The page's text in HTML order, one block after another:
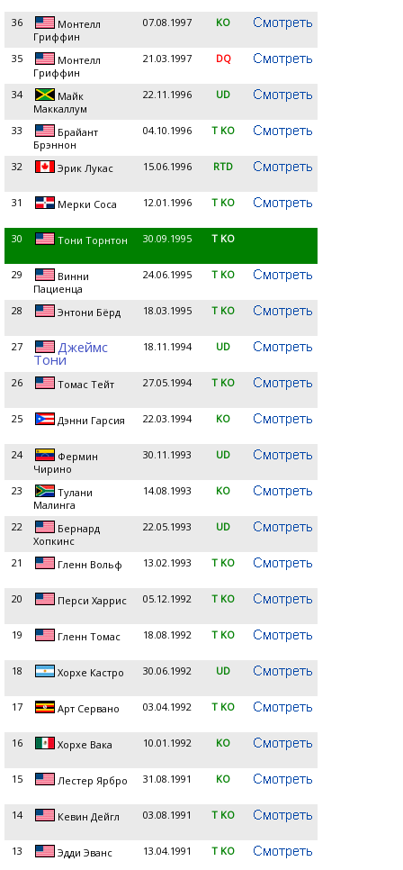
36
Монтелл
Гриффин
07.08.1997 KO
35
Монтелл
Гриффин
21.03.1997 DQ
34
Майк
Маккаллум
22.11.1996 UD
33
Брайант
Брэннон
04.10.1996 T KO
32 Эрик Лукас 15.06.1996 RTD
31 Мерки Соса 12.01.1996 T KO
30 Тони Торнтон 30.09.1995 T KO
29
Винни
Пациенца
24.06.1995 T KO
28 Энтони Бёрд 18.03.1995 T KO
27 Джеймс
Тони
18.11.1994 UD
26 Томас Тейт 27.05.1994 T KO
25 Дэнни Гарсия 22.03.1994 KO
24
Фермин
Чирино
30.11.1993 UD
23
Тулани
Малинга
14.08.1993 KO
22
Бернард
Хопкинс
22.05.1993 UD
21 Гленн Вольф 13.02.1993 T KO
20 Перси Харрис 05.12.1992 T KO
19 Гленн Томас 18.08.1992 T KO
18 Хорхе Кастро 30.06.1992 UD
17 Арт Сервано 03.04.1992 T KO
16 Хорхе Вака 10.01.1992 KO
15 Лестер Ярбро 31.08.1991 KO
14 Кевин Дейгл 03.08.1991 T KO
13 Эдди Эванс 13.04.1991 T KO